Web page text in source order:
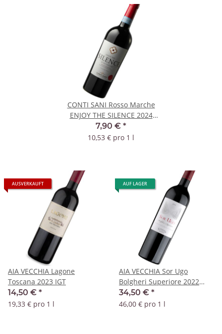
CONTI SANI Rosso Marche
ENJOY THE SILENCE 2024
IGT
7,90 € *
10,53 € pro 1 l
AUSVERKAUFT
AIA VECCHIA Lagone
Toscana 2023 IGT
14,50 € *
19,33 € pro 1 l
AUF LAGER
AIA VECCHIA Sor Ugo
Bolgheri Superiore 2022
DOC
34,50 € *
46,00 € pro 1 l